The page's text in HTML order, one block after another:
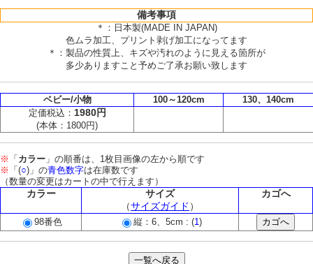
備考事項
＊：日本製(MADE IN JAPAN)
色ムラ加工、プリント剥げ加工になってます
＊：製品の性質上、キズや汚れのように見える箇所が
多少ありますこと予めご了承お願い致します
ベビー/小物 100～120cm
130、140cm
定価税込： 1980円
(本体：1800円)
※ 「カラー 」の順番は、1枚目画像の左から順です
※ 「(○)」の青色数字は在庫数です
（数量の変更はカートの中で行えます）
カラー
サイズ
（サイズガイド ）
カゴへ
98番色 縦：6、5cm : (1)